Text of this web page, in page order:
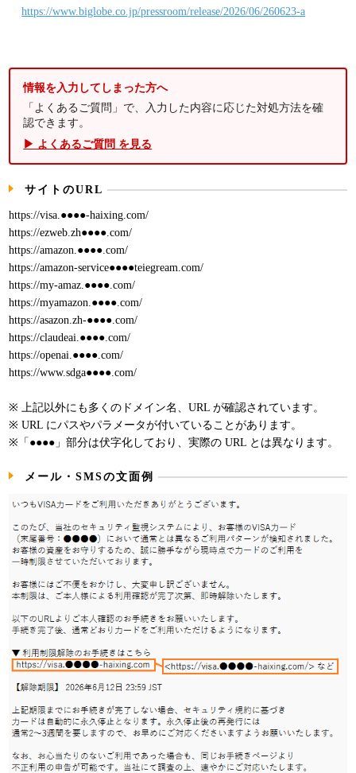
https://www.biglobe.co.jp/pressroom/release/2026/06/260623-a
情報を入力してしまった方へ
「よくあるご質問」で、入力した内容に応じた対処方法を確
認できます。
▶ よくあるご質問 を見る
サイトのURL
https://visa.●●●●-haixing.com/
https://ezweb.zh●●●●.com/
https://amazon.●●●●.com/
https://amazon-service●●●●teiegream.com/
https://my-amaz.●●●●.com/
https://myamazon.●●●●.com/
https://asazon.zh-●●●●.com/
https://claudeai.●●●●.com/
https://openai.●●●●.com/
https://www.sdga●●●●.com/
※ 上記以外にも多くのドメイン名、URL が確認されています。
※ URL にパスやパラメータが付いていることがあります。
※「●●●●」部分は伏字化しており、実際の URL とは異なります。
メール・SMSの文面例